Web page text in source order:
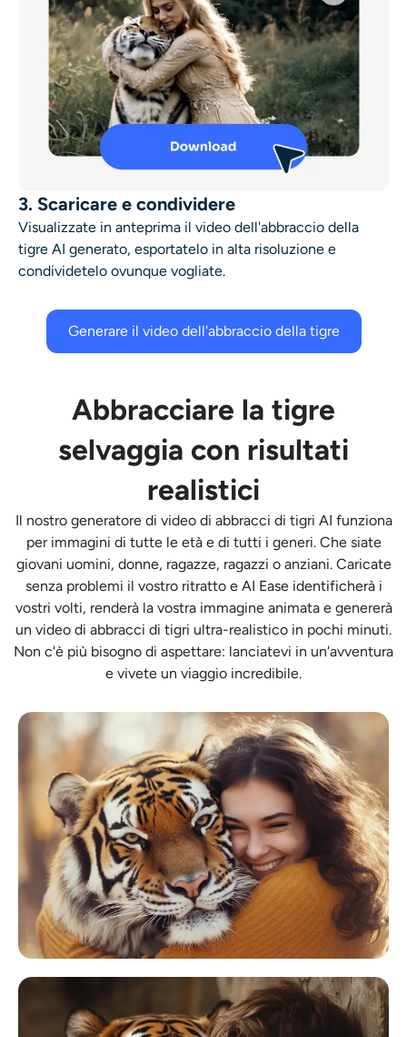
3. Scaricare e condividere
Visualizzate in anteprima il video dell'abbraccio della
tigre AI generato, esportatelo in alta risoluzione e
condividetelo ovunque vogliate.
Generare il video dell'abbraccio della tigre
Abbracciare la tigre
selvaggia con risultati
realistici
Il nostro generatore di video di abbracci di tigri AI funziona
per immagini di tutte le età e di tutti i generi. Che siate
giovani uomini, donne, ragazze, ragazzi o anziani. Caricate
senza problemi il vostro ritratto e AI Ease identificherà i
vostri volti, renderà la vostra immagine animata e genererà
un video di abbracci di tigri ultra-realistico in pochi minuti.
Non c'è più bisogno di aspettare: lanciatevi in un'avventura
e vivete un viaggio incredibile.